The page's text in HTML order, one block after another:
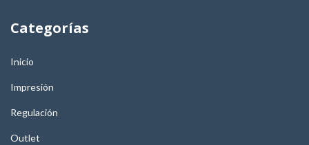
Categorías
Inicio
Impresión
Regulación
Outlet